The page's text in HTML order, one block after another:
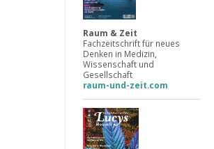
Raum & Zeit
Fachzeitschrift für neues
Denken in Medizin,
Wissenschaft und
Gesellschaft
raum-und-zeit.com